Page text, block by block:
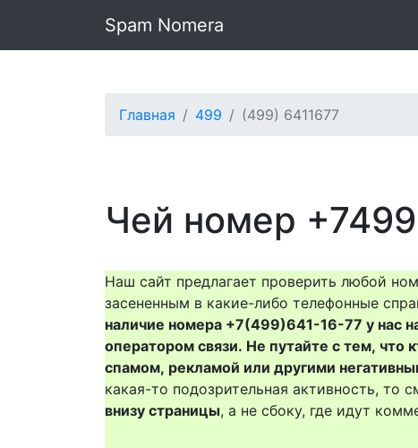
Spam Nomera
Главная 499 (499) 6411677
Чей номер
Наш сайт предлагает проверить любой
засененным в какие-либо телефонные
наличие номера +7(499)641-16-77 у нас
оператором связи. Не путайте с тем, что
спамом, рекламой или другими
какая-то подозрительная активность, то
внизу страницы, а не сбоку, где идут